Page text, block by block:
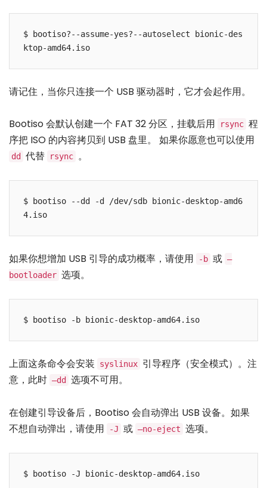
$ bootiso?--assume-yes?--autoselect bionic-des
请记住，当你只连接一个 USB 驱动器时，它才会起作用。
Bootiso 会默认创建一个 FAT 32 分区，挂载后用 rsync 程
序把 ISO 的内容拷贝到 USB 盘里。 如果你愿意也可以使用
dd 代替 rsync 。
$ bootiso --dd -d /dev/sdb bionic-desktop-amd6
如果你想增加 USB 引导的成功概率，请使用 -b 或 –
bootloader 选项。
上面这条命令会安装 syslinux 引导程序（安全模式）。注
意，此时 –dd 选项不可用。
在创建引导设备后，Bootiso 会自动弹出 USB 设备。如果
不想自动弹出，请使用
-J 或 –no-eject 选项。